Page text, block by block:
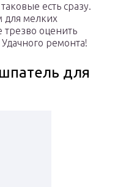
есть сразу.
для мелких
трезво оценить
ремонта!
для